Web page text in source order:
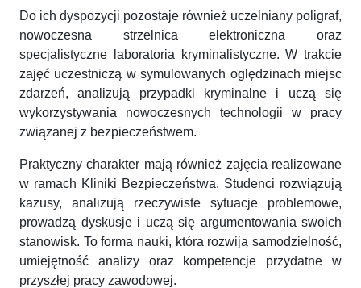
Do ich dyspozycji pozostaje również uczelniany poligraf,
nowoczesna strzelnica elektroniczna oraz
specjalistyczne laboratoria kryminalistyczne. W trakcie
zajęć uczestniczą w symulowanych oględzinach miejsc
zdarzeń, analizują przypadki kryminalne i uczą się
wykorzystywania nowoczesnych technologii w pracy
związanej z bezpieczeństwem.
Praktyczny charakter mają również zajęcia realizowane
w ramach Kliniki Bezpieczeństwa. Studenci rozwiązują
kazusy, analizują rzeczywiste sytuacje problemowe,
prowadzą dyskusje i uczą się argumentowania swoich
stanowisk. To forma nauki, która rozwija samodzielność,
umiejętność analizy oraz kompetencje przydatne w
przyszłej pracy zawodowej.